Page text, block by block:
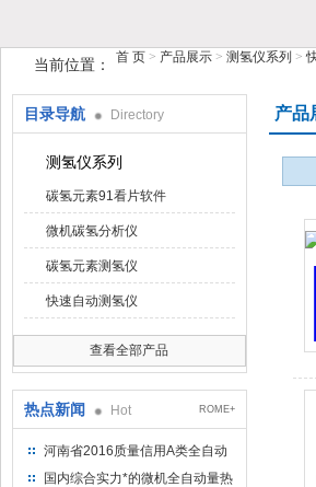
当前位置： 首 页 > 产品展示 > 测氢仪系列 >
目录导航 Directory
测氢仪系列
碳氢元素91看片软件
微机碳氢分析仪
碳氢元素测氢仪
快速自动测氢仪
查看全部产品
热点新闻 Hot ROME+
河南省2016质量信用A类全自动
量热仪
国内综合实力*的微机全自动量热
产品